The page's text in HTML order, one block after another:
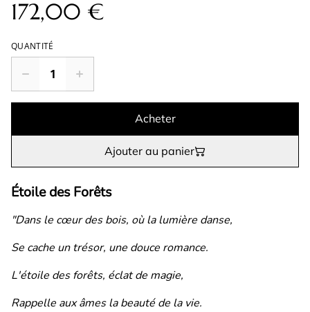
172,00 €
QUANTITÉ
Acheter
Ajouter au panier
Étoile des Forêts
"Dans le cœur des bois, où la lumière danse,
Se cache un trésor, une douce romance.
L'étoile des forêts, éclat de magie,
Rappelle aux âmes la beauté de la vie.